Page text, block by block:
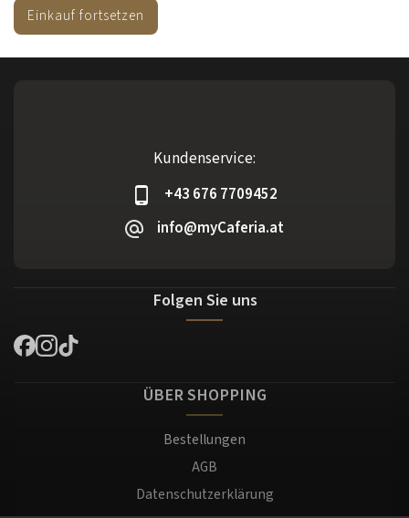
Einkauf fortsetzen
Kundenservice:
+43 676 7709452
info@myCaferia.at
Folgen Sie uns
ÜBER SHOPPING
Bestellungen
AGB
Datenschutzerklärung